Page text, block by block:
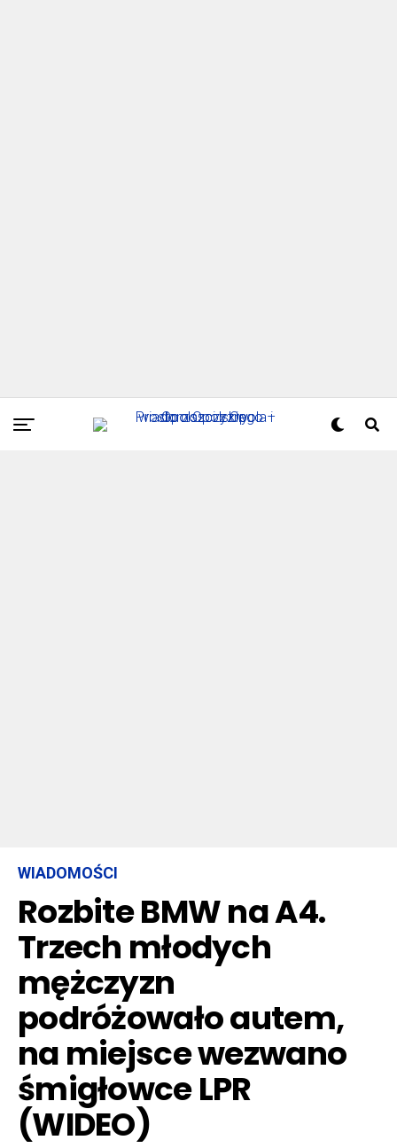
WIADOMOŚCI
Rozbite BMW na A4.
Trzech młodych
mężczyzn
podróżowało autem,
na miejsce wezwano
śmigłowce LPR
(WIDEO)